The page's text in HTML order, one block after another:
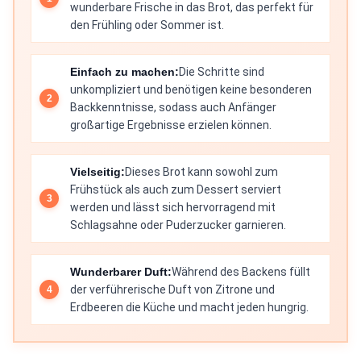
wunderbare Frische in das Brot, das perfekt für
den Frühling oder Sommer ist.
Einfach zu machen:Die Schritte sind
unkompliziert und benötigen keine besonderen
Backkenntnisse, sodass auch Anfänger
großartige Ergebnisse erzielen können.
Vielseitig:Dieses Brot kann sowohl zum
Frühstück als auch zum Dessert serviert
werden und lässt sich hervorragend mit
Schlagsahne oder Puderzucker garnieren.
Wunderbarer Duft:Während des Backens füllt
der verführerische Duft von Zitrone und
Erdbeeren die Küche und macht jeden hungrig.